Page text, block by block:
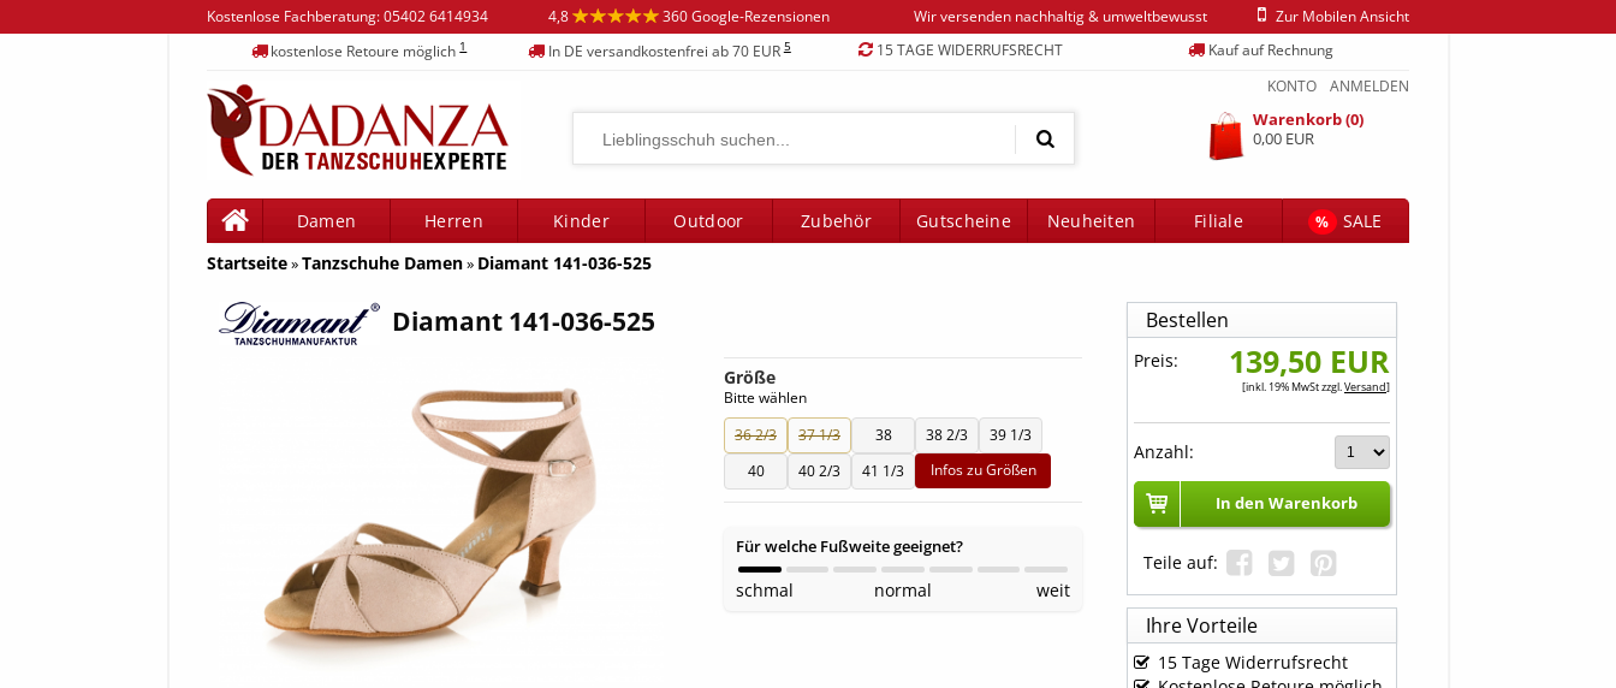
4,8 360 Google-Rezensionen Wir versenden nachhaltig & umweltbewusst
Kostenlose Fachberatung:05402 6414934
Zur Mobilen Ansicht
kostenlose Retoure möglich1 In DE versandkostenfrei ab 70 EUR5 15 TAGE WIDERRUFSRECHT
Kauf auf Rechnung
ANMELDEN
KONTO
Warenkorb (0)
0,00 EUR
Damen Herren Kinder Outdoor Zubehör Gutscheine Neuheiten Filiale %
SALE
Startseite»Tanzschuhe Damen» Diamant 141-036-525
Diamant 141-036-525
Größe
Bitte wählen
36 2/3
37 1/3 38 38 2/3
39 1/3
40
40 2/3 41 1/3 Infos zu Größen
Für welche Fußweite geeignet?
schmal normal weit
Bestellen
Preis: 139,50 EUR
[inkl. 19% MwSt zzgl.Versand]
Anzahl:
In den Warenkorb
Teile auf:
Ihre Vorteile
15 Tage Widerrufsrecht